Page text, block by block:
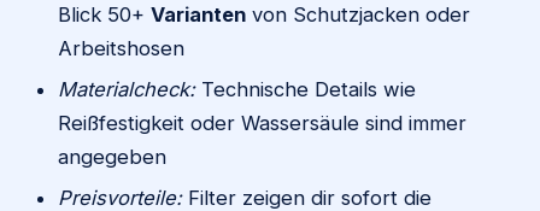
Blick 50+ Varianten von Schutzjacken oder
Arbeitshosen
Materialcheck:Technische Details wie
Reißfestigkeit oder Wassersäule sind immer
angegeben
Preisvorteile:Filter zeigen dir sofort die